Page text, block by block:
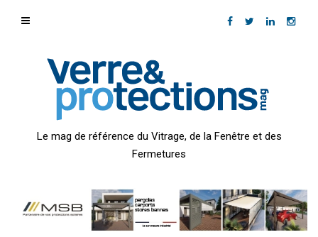
Le mag de référence du Vitrage, de la Fenêtre et des
Fermetures